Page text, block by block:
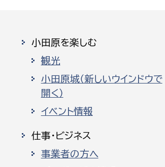
教育部
教育指導課
小田原を楽しむ
観光
小田原城（新しいウインドウで
開く）
イベント情報
仕事・ビジネス
事業者の方へ